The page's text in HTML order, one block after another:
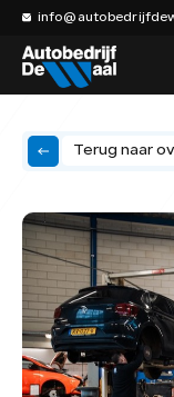
Over ons
Historie
Verkocht
Terug naar